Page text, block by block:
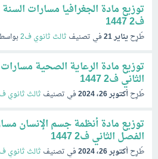
توزيع مادة الجغرافيا مسارات السنة
ف2 1447
طُرِحيناير 21 في تصنيف ثالث ثانوي ف2
توزيع مادة الرعاية الصحية مسارات
الثاني ف2 1447
طُرِحأكتوبر 26، 2024 في تصنيف ثالث ثانوي ف2
توزيع مادة أنظمة جسم الإنسان
الفصل الثاني ف2 1447
طُرِحأكتوبر 26، 2024 في تصنيف ثالث ثانوي ف2